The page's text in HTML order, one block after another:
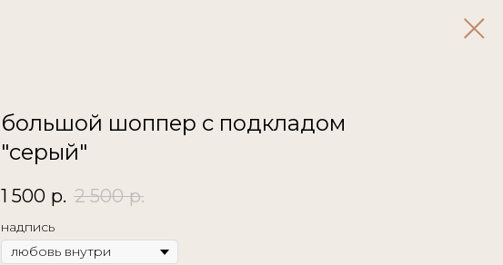
большой шоппер с подкладом
"серый"
1 500 р. 2 500 р.
надпись